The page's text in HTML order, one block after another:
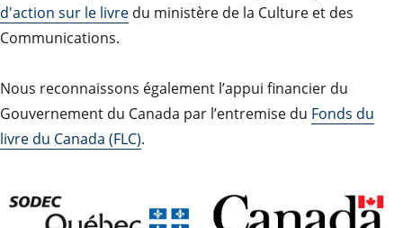
d'action sur le livre du ministère de la Culture et des
Communications.
Nous reconnaissons également l’appui financier du
Gouvernement du Canada par l’entremise du Fonds du
livre du Canada (FLC).